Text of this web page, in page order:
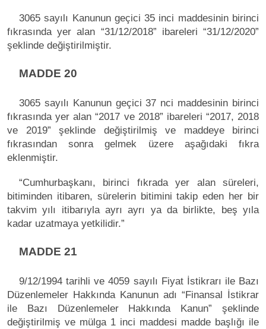
3065 sayılı Kanunun geçici 35 inci maddesinin birinci
fıkrasında yer alan “31/12/2018” ibareleri “31/12/2020”
şeklinde değiştirilmiştir.
MADDE 20
3065 sayılı Kanunun geçici 37 nci maddesinin birinci
fıkrasında yer alan “2017 ve 2018” ibareleri “2017, 2018
ve 2019” şeklinde değiştirilmiş ve maddeye birinci
fıkrasından sonra gelmek üzere aşağıdaki fıkra
eklenmiştir.
“Cumhurbaşkanı, birinci fıkrada yer alan süreleri,
bitiminden itibaren, sürelerin bitimini takip eden her bir
takvim yılı itibarıyla ayrı ayrı ya da birlikte, beş yıla
kadar uzatmaya yetkilidir.”
MADDE 21
9/12/1994 tarihli ve 4059 sayılı Fiyat İstikrarı ile Bazı
Düzenlemeler Hakkında Kanunun adı “Finansal İstikrar
ile Bazı Düzenlemeler Hakkında Kanun” şeklinde
değiştirilmiş ve mülga 1 inci maddesi madde başlığı ile